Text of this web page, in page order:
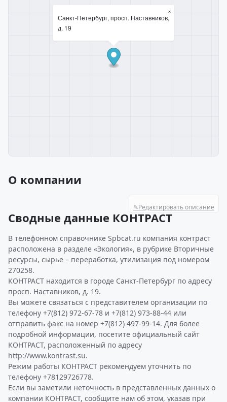
Санкт-Петербург, просп. Наставников,
д. 19
×
О компании
✎Редактировать описание
Сводные данные КОНТРАСТ
В телефонном справочнике Spbcat.ru компания контраст
расположена в разделе «Экология», в рубрике Вторичные
ресурсы, сырье – переработка, утилизация под номером
270258.
КОНТРАСТ находится в городе Санкт-Петербург по адресу
просп. Наставников, д. 19.
Вы можете связаться с представителем организации по
телефону +7(812) 972-67-78 и +7(812) 973-88-44 или
отправить факс на номер +7(812) 497-99-14. Для более
подробной информации, посетите официальный сайт
КОНТРАСТ, расположенный по адресу
http://www.kontrast.su.
Режим работы КОНТРАСТ рекомендуем уточнить по
телефону +78129726778.
Если вы заметили неточность в представленных данных о
компании КОНТРАСТ, сообщите нам об этом, указав при